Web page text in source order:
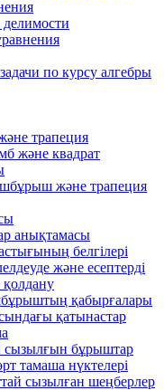
по курсу алгебры
трапеция
және квадрат
және трапеция
анықтамасы
белгілері
және есептерді
қабырғалары
қатынастар
сызылғын бұрыштар
тамаша нүктелері
сызылған шеңберлер